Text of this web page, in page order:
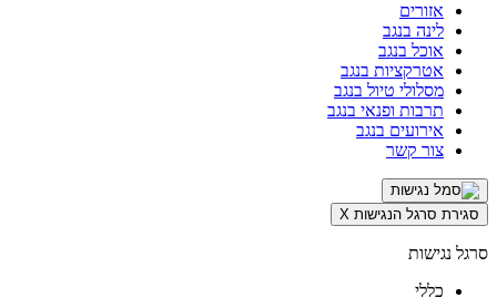
אזורים
לינה בנגב
אוכל בנגב
אטרקציות בנגב
מסלולי טיול בנגב
תרבות ופנאי בנגב
אירועים בנגב
צור קשר
סגירת סרגל הנגישות X
סרגל נגישות
כללי